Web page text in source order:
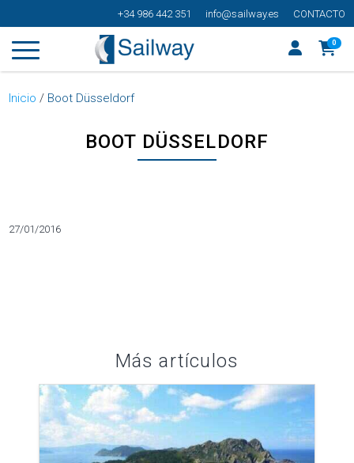
+34 986 442 351 info@sailway.es CONTACTO
0
Inicio / Boot Düsseldorf
BOOT DÜSSELDORF
Categorías
27/01/2016
Más artículos